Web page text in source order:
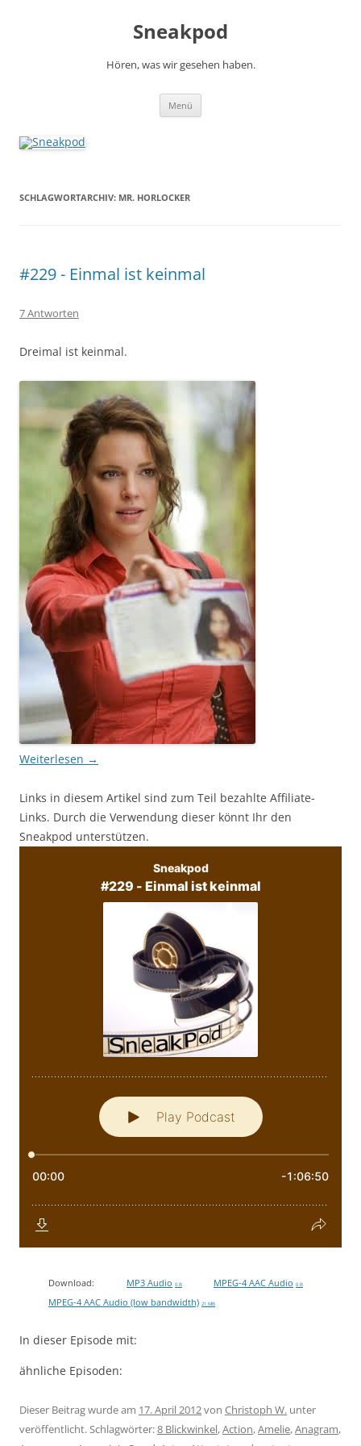
Sneakpod
Hören, was wir gesehen haben.
Menü
SCHLAGWORTARCHIV: MR. HORLOCKER
#229 - Einmal ist keinmal
7 Antworten
Dreimal ist keinmal.
Weiterlesen →
Links in diesem Artikel sind zum Teil bezahlte Affiliate-
Links. Durch die Verwendung dieser könnt Ihr den
Sneakpod unterstützen.
Download: MP3 Audio 0 B MPEG-4 AAC Audio 0 B
MPEG-4 AAC Audio (low bandwidth) 21 MB
In dieser Episode mit:
ähnliche Episoden:
Dieser Beitrag wurde am 17. April 2012von Christoph W. unter
veröffentlicht. Schlagwörter:8 Blickwinkel,Action,Amelie,Anagram,